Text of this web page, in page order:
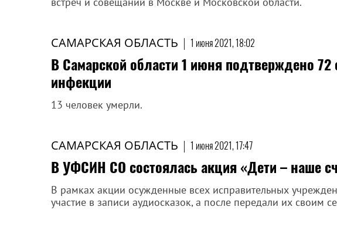
САМАРСКАЯ ОБЛАСТЬ | 1 июня 2021, 18:02
В Самарской области 1 июня подтверждено 72
инфекции
13 человек умерли.
САМАРСКАЯ ОБЛАСТЬ | 1 июня 2021, 17:47
В УФСИН СО состоялась акция «Дети – наше
В рамках акции осужденные всех исправительных
участие в записи аудиосказок, а после передали их своим